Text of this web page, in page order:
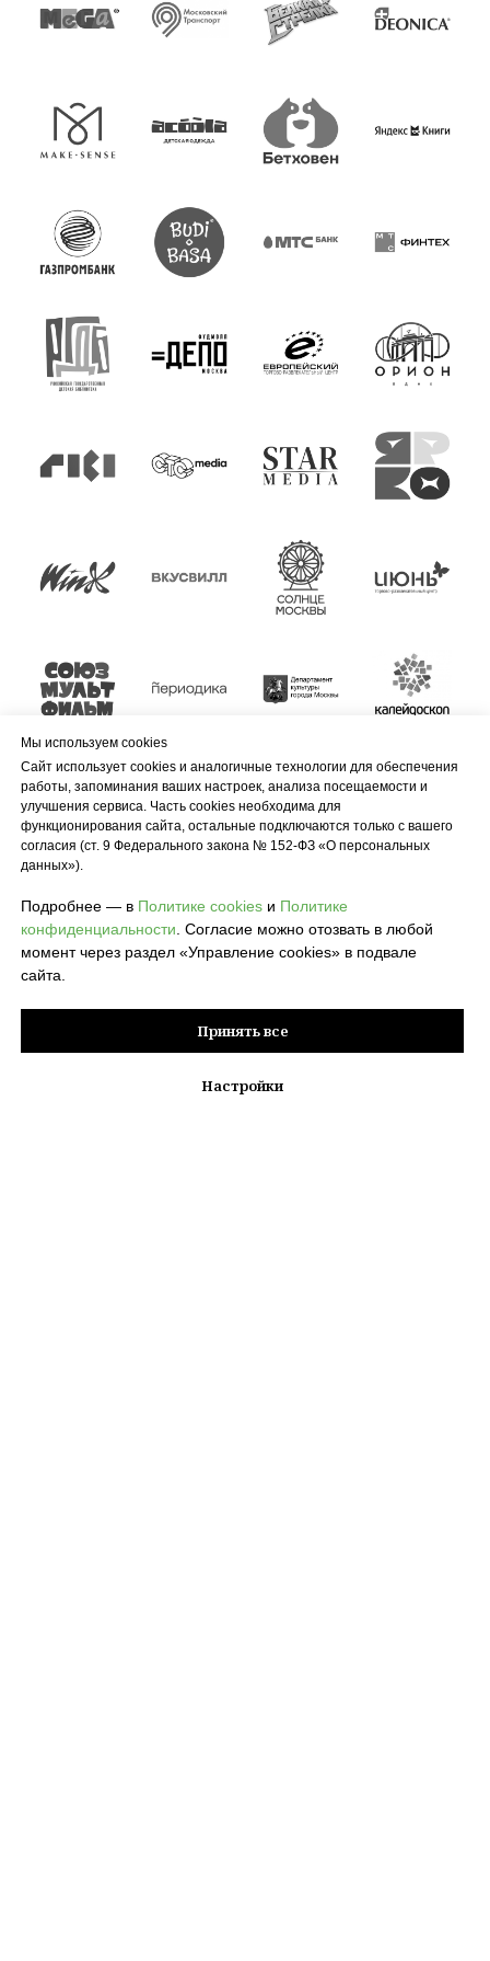
Мы используем cookies
Сайт использует cookies и аналогичные технологии для обеспечения
работы, запоминания ваших настроек, анализа посещаемости и
улучшения сервиса. Часть cookies необходима для
функционирования сайта, остальные подключаются только с вашего
согласия (ст. 9 Федерального закона № 152-ФЗ «О персональных
данных»).
Подробнее — в Политике cookies и Политике
конфиденциальности. Согласие можно отозвать в любой
момент через раздел «Управление cookies» в подвале
сайта.
Принять все
Настройки